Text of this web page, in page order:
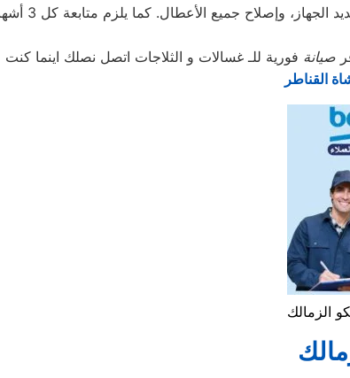
لتأخذوا حقكُم في عروض
صيانة فورية للـ غسالات و الثلاجات اتصل نصلك اينما كنت
القناطر
الزمالك